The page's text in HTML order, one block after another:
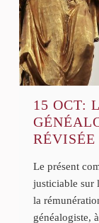
15 OCT:
RÉVISÉE
Le présent
justiciable sur
la
généalogiste,